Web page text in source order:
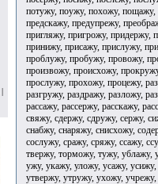
потужу, поужу, похожу, пощажу,
предскажу, предупрежу,
пригляжу, пригрожу, придержу,
принижу, присажу, прислужу,
проблужу, пробужу, провожу,
произвожу, происхожу,
прослужу, прохожу, процежу,
разгружу, раздражу, разложу,
рассажу, рассержу, расскажу,
свяжу, сдержу, сдружу, сержу,
снабжу, снаряжу, снисхожу,
сослужу, сражу, сряжу, ссажу,
твержу, торможу, тужу, ублажу,
ужу, укажу, уложу, усажу,
утвержу, утружу, ухожу,